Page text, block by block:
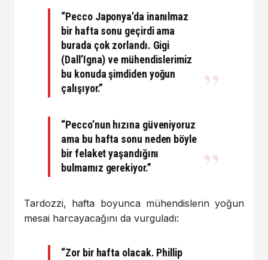
“Pecco Japonya’da inanılmaz
bir hafta sonu geçirdi ama
burada çok zorlandı. Gigi
(Dall’Igna) ve mühendislerimiz
bu konuda şimdiden yoğun
çalışıyor.”
“Pecco’nun hızına güveniyoruz
ama bu hafta sonu neden böyle
bir felaket yaşandığını
bulmamız gerekiyor.”
Tardozzi, hafta boyunca mühendislerin yoğun
mesai harcayacağını da vurguladı:
“Zor bir hafta olacak. Phillip